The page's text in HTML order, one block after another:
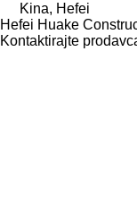
Kina, Hefei
Hefei Huake
Kontaktirajte